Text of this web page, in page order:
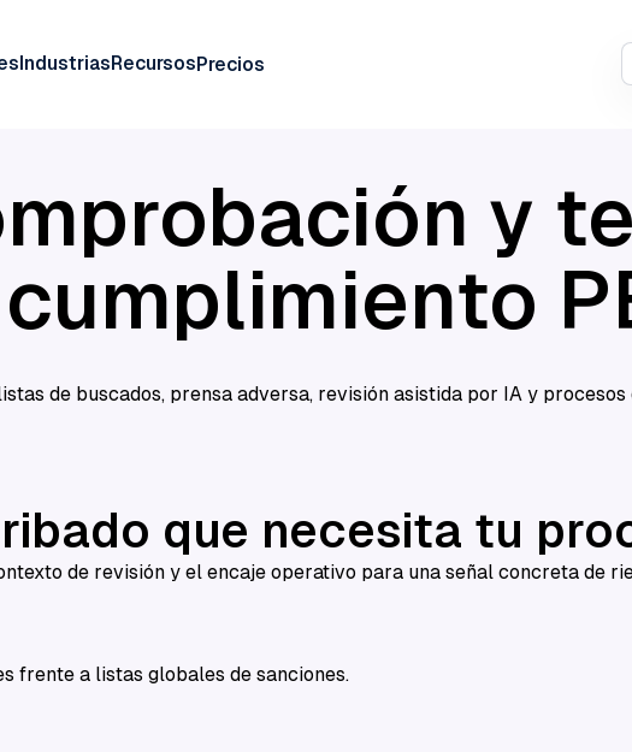
Industrias Recursos Precios
y
de buscados, prensa adversa, revisión asistida por IA y
que necesita tu
de revisión y el encaje operativo para una señal concreta de
frente a listas globales de sanciones.